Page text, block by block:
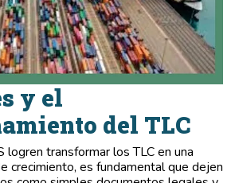
y el
del TLC
logren transformar los TLC en una
crecimiento, es fundamental que dejen